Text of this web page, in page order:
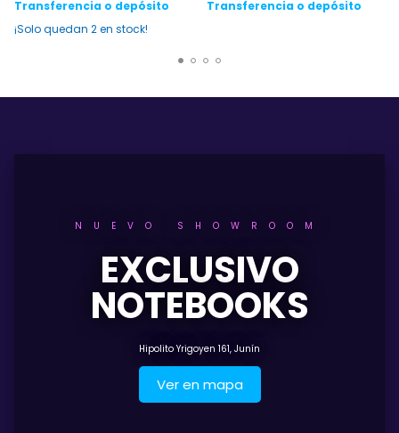
Transferencia o depósito
¡Solo quedan 2en stock!
Transferencia o depósito
NUEVO SHOWROOM
EXCLUSIVO
NOTEBOOKS
Hipolito Yrigoyen 161, Junín
Ver en mapa